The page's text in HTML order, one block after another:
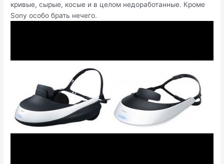
кривые, сырые, косые и в целом недоработанные. Кроме
Sony особо брать нечего.